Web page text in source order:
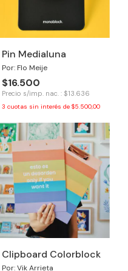
Pin Medialuna
Por: Flo Meije
$16.500
Precio s/imp. nac. : $13.636
3 cuotas sin interés de $5.500,00
Clipboard Colorblock
Por: Vik Arrieta